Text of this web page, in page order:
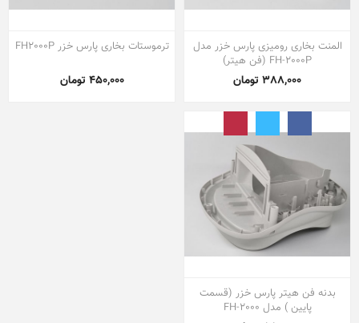
المنت بخاری رومیزی پارس خزر مدل
FH-2000P (فن هیتر)
388,000 تومان
ترموستات بخاری پارس خزر FH2000P
450,000 تومان
بدنه فن هیتر پارس خزر (قسمت
پایین ) مدل FH-2000